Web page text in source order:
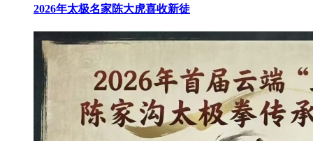
2026年太极名家陈大虎喜收新徒